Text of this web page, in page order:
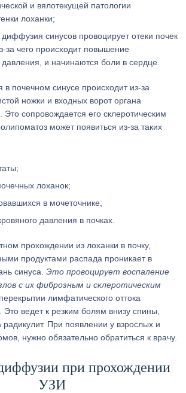
и вялотекущей патологии
лоханки;
синусов провоцирует отеки почек
за чего происходит повышение
давления, и начинаются боли в сердце.
почечном синусе происходит из-за
ножки и входных ворот органа
сопровождается его склеротическим
может появиться из-за таких
лоханок;
в мочеточнике;
давления в почках.
прохождении из лоханки в почку,
продуктами распада проникает в
синуса.Это провоцирует воспаление
с их фиброзным и склеротическим
лимфатического оттока
Это ведет к резким болям внизу спины,
При появлении у взрослых и
нужно обязательно обратиться к врачу.
при прохождении
УЗИ